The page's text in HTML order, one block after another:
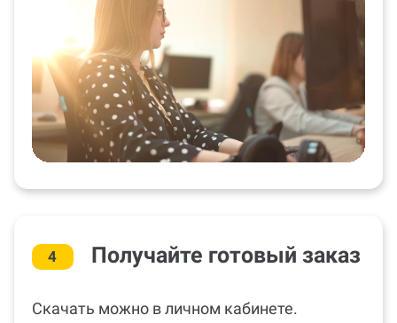
4 Получайте готовый заказ
Скачать можно в личном кабинете.